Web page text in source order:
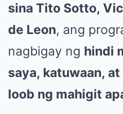
sina Tito Sotto,
de Leon, ang
nagbigay ng hindi
saya, katuwaan,
loob ng mahigit